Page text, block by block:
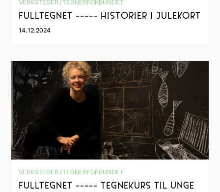
VERKSTEDER I TEGNERFORBUNDET
FULLTEGNET ----- HISTORIER I JULEKORT
14.12.2024
VERKSTEDER I TEGNERFORBUNDET
FULLTEGNET ----- TEGNEKURS TIL UNGE